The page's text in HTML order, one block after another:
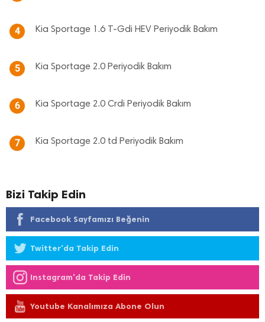
4 Kia Sportage 1.6 T-Gdi HEV Periyodik Bakım
5 Kia Sportage 2.0 Periyodik Bakım
6 Kia Sportage 2.0 Crdi Periyodik Bakım
7 Kia Sportage 2.0 td Periyodik Bakım
Bizi Takip Edin
Facebook Sayfamızı Beğenin
Twitter'da Takip Edin
Instagram'da Takip Edin
Youtube Kanalımıza Abone Olun